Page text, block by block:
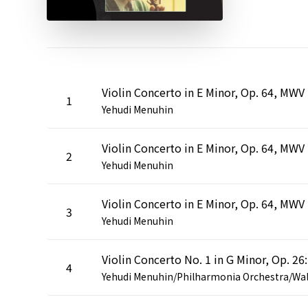
1
Yehudi Menuhin
2
Yehudi Menuhin
3
Yehudi Menuhin
4